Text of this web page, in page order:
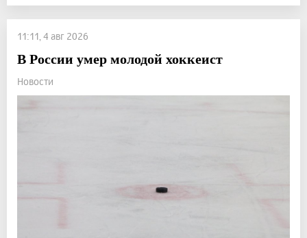
11:11, 4 авг 2026
В России умер молодой хоккеист
Новости